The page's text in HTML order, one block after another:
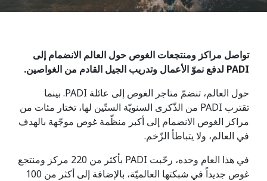
تواصل مراكز ومنتجعات الغوص حول العالم الانضمام إلى
PADI لدفع نموّ الأعمال وتدريب الجيل القادم من الغواصين.
حول العالم، تنضمّ متاجر الغوص إلى عائلة PADI. بينما
تقترب PADI من الذّكرى السنويّة الستّين لها، تختار مئات من
مراكز الغوص الانضمام إلى أكبر منظّمة غوص موجّهة بالهدف
في العالم، ولا يتباطأ الزّخم.
في هذا العام وحده، رحّبت PADI بأكثر من 220 مركز ومنتجع
غوص جديداً في شبكتها العالميّة، بالإضافة إلى أكثر من 100